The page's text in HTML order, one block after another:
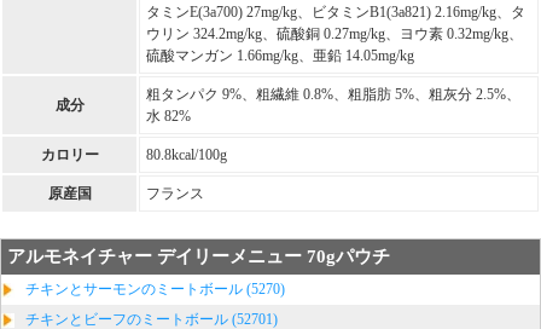
タミンE(3a700) 27mg/kg、ビタミンB1(3a821) 2.16mg/kg、タ
ウリン 324.2mg/kg、硫酸銅 0.27mg/kg、ヨウ素 0.32mg/kg、
硫酸マンガン 1.66mg/kg、亜鉛 14.05mg/kg
成分
粗タンパク 9%、粗繊維 0.8%、粗脂肪 5%、粗灰分 2.5%、
水 82%
カロリー 80.8kcal/100g
原産国 フランス
アルモネイチャー デイリーメニュー 70gパウチ
チキンとサーモンのミートボール (5270)
チキンとビーフのミートボール (52701)